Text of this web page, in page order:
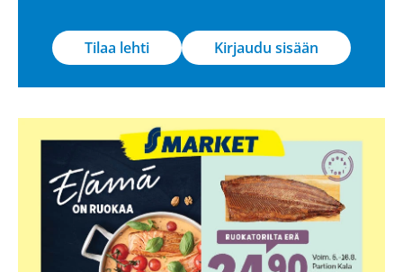
Tilaa lehti Kirjaudu sisään